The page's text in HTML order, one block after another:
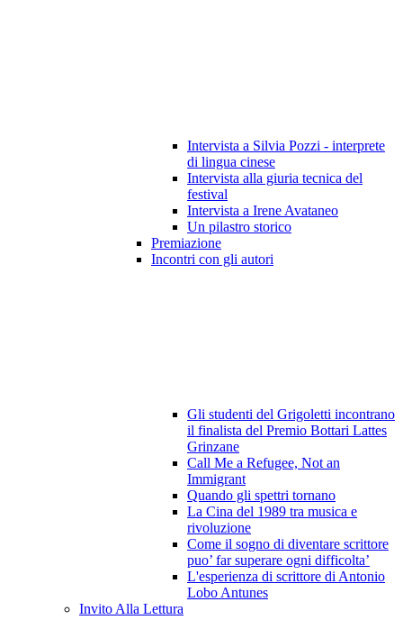
Intervista a Silvia Pozzi - interprete
di lingua cinese
Intervista alla giuria tecnica del
festival
Intervista a Irene Avataneo
Un pilastro storico
Premiazione
Incontri con gli autori
Gli studenti del Grigoletti incontrano
il finalista del Premio Bottari Lattes
Grinzane
Call Me a Refugee, Not an
Immigrant
Quando gli spettri tornano
La Cina del 1989 tra musica e
rivoluzione
Come il sogno di diventare scrittore
puo’ far superare ogni difficolta’
L'esperienza di scrittore di Antonio
Lobo Antunes
Invito Alla Lettura